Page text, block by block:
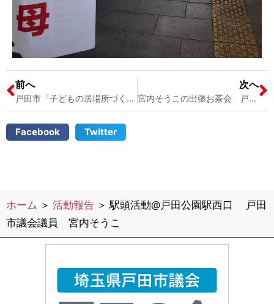
前へ
戸田市「子どもの居場所づくり」や「地域のコミュニティ作り」に向けて動き出しました 戸田市議会議員宮内そうこ
次へ
宮内そうこの出張お茶会 戸田市の介護の悩みについてお話を伺いました 戸田市議会議員 宮内そうこ
Facebook Twitter
ホーム ＞ 活動報告 ＞駅頭活動@戸田公園駅西口 戸田
市議会議員 宮内そうこ